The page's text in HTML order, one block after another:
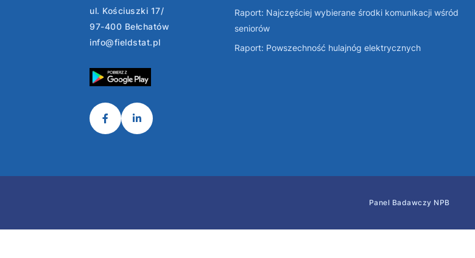
ul. Kościuszki 17/
97-400 Bełchatów
info@fieldstat.pl
Raport: Najczęściej wybierane środki komunikacji wśród
seniorów
Raport: Powszechność hulajnóg elektrycznych
Panel Badawczy NPB